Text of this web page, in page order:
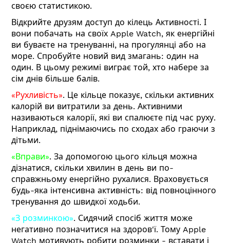
своєю статистикою.
Відкрийте друзям доступ до кілець Активності. І
вони побачать на своїх Apple Watch, як енергійні
ви буваєте на тренуванні, на прогулянці або на
море. Спробуйте новий вид змагань: один на
один. В цьому режимі виграє той, хто набере за
сім днів більше балів.
«Рухливість». Це кільце показує, скільки активних
калорій ви витратили за день. Активними
називаються калорії, які ви спалюєте під час руху.
Наприклад, піднімаючись по сходах або граючи з
дітьми.
«Вправи». За допомогою цього кільця можна
дізнатися, скільки хвилин в день ви по-
справжньому енергійно рухалися. Враховується
будь-яка інтенсивна активність: від повноцінного
тренування до швидкої ходьби.
«З розминкою». Сидячий спосіб життя може
негативно позначитися на здоров'ї. Тому Apple
Watch мотивують робити розминки - вставати і